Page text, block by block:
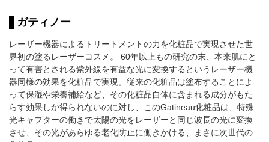
ガティノー
レーザー機器によるトリートメントの力を化粧品で実現させた世
界初の塗るレーザーコスメ。 60年以上もの研究の末、本来肌にと
って有害とされる紫外線を有益な光に変換するというレーザー機
器同様の効果を化粧品で実現。従来の化粧品は塗布することによ
って保湿や栄養補給など、その化粧品自体に含まれる成分がもた
らす効果しか得られないのに対し、このGatineau化粧品は、特殊
光キャプターの働きで太陽の光をレーザーと同じ波長の光に変換
させ、その光があらゆる老化防止に働きかける、まさに次世代の